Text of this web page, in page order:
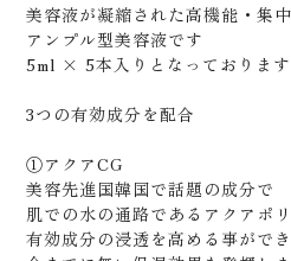
美容液が凝縮された高機能・集
アンプル型美容液です
5ml × 5本入りとなっております
3つの有効成分を配合
①アクアCG
美容先進国韓国で話題の成分で
肌での水の通路であるアクアポ
有効成分の浸透を高める事ができ